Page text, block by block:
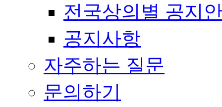
전국상의별 공지
공지사항
자주하는 질문
문의하기